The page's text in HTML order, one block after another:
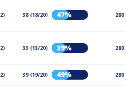
38 (18/20) 47% 280
33 (13/20) 39% 280
39 (19/20) 49% 280